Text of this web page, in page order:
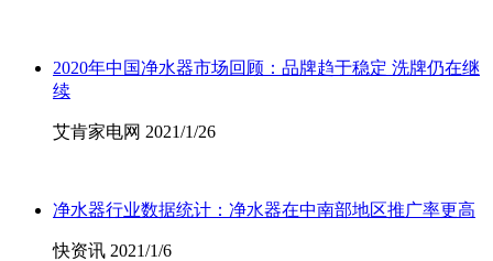
2020年中国净水器市场回顾：品牌趋于稳定 洗牌仍在继
续
艾肯家电网 2021/1/26
净水器行业数据统计：净水器在中南部地区推广率更高
快资讯 2021/1/6